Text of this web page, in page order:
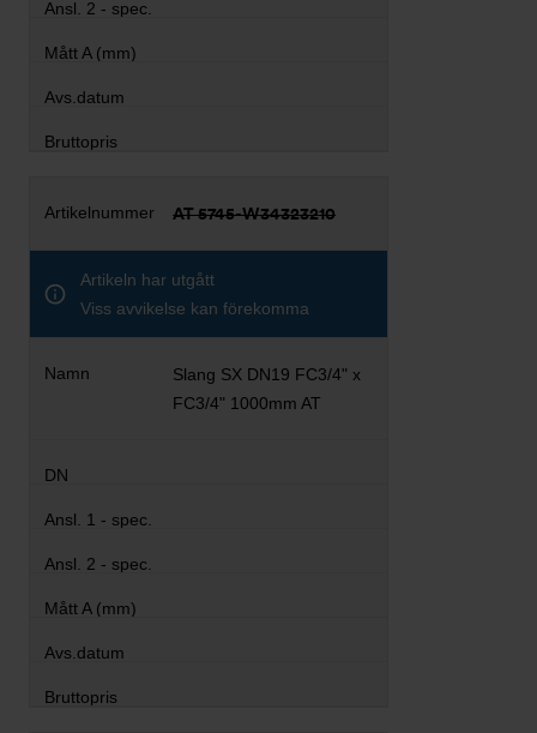
AT 5745-W34323210
Artikeln har utgått
Viss avvikelse kan förekomma
Slang SX DN19 FC3/4" x
FC3/4" 1000mm AT